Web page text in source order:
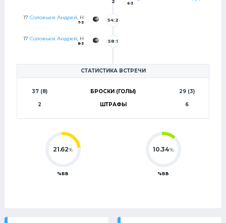
6-3
2
17 Соловьев Андрей, Н
7-3 54:2
17 Соловьев Андрей, Н
8-3 58:1
СТАТИСТИКА ВСТРЕЧИ
37 (8) БРОСКИ (ГОЛЫ)
29 (3)
2
ШТРАФЫ 6
21.62%
%БВ
10.34%
%БВ